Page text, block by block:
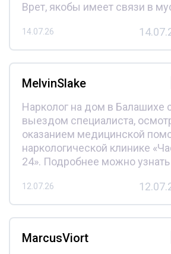
Врет, якобы имеет связи в
14.07.26
MelvinSlake
Нарколог на дом в Балашихе
выездом специалиста,
оказанием медицинской
наркологической клинике
24». Подробнее можно
12.07.26
MarcusViort